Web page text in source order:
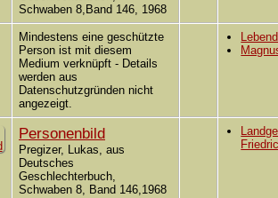
Schwaben 8,Band 146, 1968
Mindestens eine geschützte
Person ist mit diesem
Medium verknüpft - Details
werden aus
Datenschutzgründen nicht
angezeigt.
Lebend
Personenbild
Pregizer, Lukas, aus
Deutsches
Geschlechterbuch,
Schwaben 8, Band 146,1968